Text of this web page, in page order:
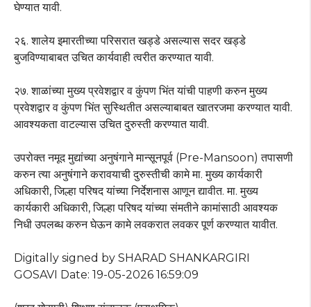
घेण्यात यावी.
२६. शालेय इमारतीच्या परिसरात खड्डे असल्यास सदर खड्डे
बुजविण्याबाबत उचित कार्यवाही त्वरीत करण्यात यावी.
२७. शाळांच्या मुख्य प्रवेशद्वार व कुंपण भिंत यांची पाहणी करुन मुख्य
प्रवेशद्वार व कुंपण भिंत सुस्थितीत असल्याबाबत खातरजमा करण्यात यावी.
आवश्यकता वाटल्यास उचित दुरुस्ती करण्यात यावी.
उपरोक्त नमूद मुद्यांच्या अनुषंगाने मान्सूनपूर्व (Pre-Mansoon) तपासणी
करुन त्या अनुषंगाने करावयाची दुरुस्तीची कामे मा. मुख्य कार्यकारी
अधिकारी, जिल्हा परिषद यांच्या निर्देशनास आणून द्यावीत. मा. मुख्य
कार्यकारी अधिकारी, जिल्हा परिषद यांच्या संमतीने कामांसाठी आवश्यक
निधी उपलब्ध करुन घेऊन कामे लवकरात लवकर पूर्ण करण्यात यावीत.
Digitally signed by SHARAD SHANKARGIRI
GOSAVI Date: 19-05-2026 16:59:09